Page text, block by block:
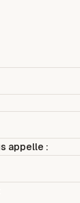
appelle :